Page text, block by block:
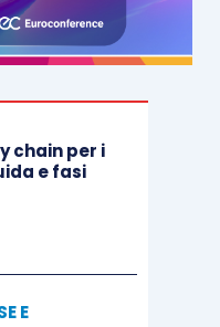
le condizioni
collocati sottosoglia
legittimerebbe la
un anno in più
i documenti FNC
chain per i
e fasi
E